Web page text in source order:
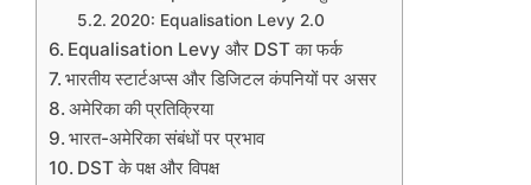
2020: Equalisation Levy 2.0
Equalisation Levy और DST का फर्क
भारतीय स्टार्टअप्स और डिजिटल कंपनियों पर असर
अमेरिका की प्रतिक्रिया
भारत-अमेरिका संबंधों पर प्रभाव
DST के पक्ष और विपक्ष